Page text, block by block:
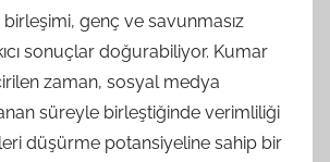
genç ve savunmasız
sonuçlar doğurabiliyor. Kumar
zaman, sosyal medya
süreyle birleştiğinde verimliliği
düşürme potansiyeline sahip bir